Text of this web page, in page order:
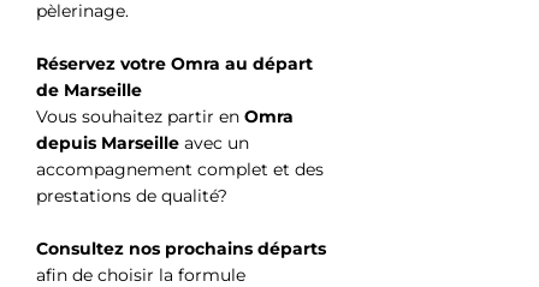
pèlerinage.
Réservez votre Omra au départ
de Marseille
Vous souhaitez partir en Omra
depuis Marseille avec un
accompagnement complet et des
prestations de qualité?
Consultez nos prochains départs
afin de choisir la formule